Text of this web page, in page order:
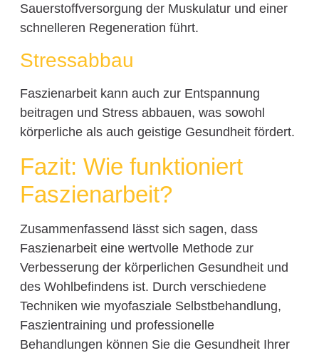
Sauerstoffversorgung der Muskulatur und einer
schnelleren Regeneration führt.
Stressabbau
Faszienarbeit kann auch zur Entspannung
beitragen und Stress abbauen, was sowohl
körperliche als auch geistige Gesundheit fördert.
Fazit: Wie funktioniert
Faszienarbeit?
Zusammenfassend lässt sich sagen, dass
Faszienarbeit eine wertvolle Methode zur
Verbesserung der körperlichen Gesundheit und
des Wohlbefindens ist. Durch verschiedene
Techniken wie myofasziale Selbstbehandlung,
Faszientraining und professionelle
Behandlungen können Sie die Gesundheit Ihrer